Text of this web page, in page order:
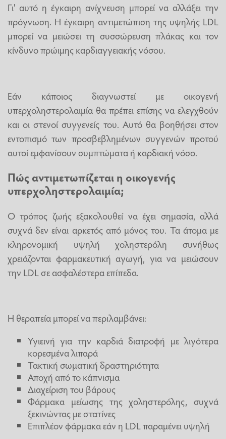
Γι' αυτό η έγκαιρη ανίχνευση μπορεί να αλλάξει την
πρόγνωση. Η έγκαιρη αντιμετώπιση της υψηλής LDL
μπορεί να μειώσει τη συσσώρευση πλάκας και τον
κίνδυνο πρώιμης καρδιαγγειακής νόσου.
Εάν κάποιος διαγνωστεί με οικογενή
υπερχοληστερολαιμία θα πρέπει επίσης να ελεγχθούν
και οι στενοί συγγενείς του. Αυτό θα βοηθήσει στον
εντοπισμό των προσβεβλημένων συγγενών προτού
αυτοί εμφανίσουν συμπτώματα ή καρδιακή νόσο.
Πώς αντιμετωπίζεται η οικογενής
υπερχοληστερολαιμία;
Ο τρόπος ζωής εξακολουθεί να έχει σημασία, αλλά
συχνά δεν είναι αρκετός από μόνος του. Τα άτομα με
κληρονομική υψηλή χοληστερόλη συνήθως
χρειάζονται φαρμακευτική αγωγή, για να μειώσουν
την LDL σε ασφαλέστερα επίπεδα.
Η θεραπεία μπορεί να περιλαμβάνει:
Υγιεινή για την καρδιά διατροφή με λιγότερα
κορεσμένα λιπαρά
Τακτική σωματική δραστηριότητα
Αποχή από το κάπνισμα
Διαχείριση του βάρους
Φάρμακα μείωσης της χοληστερόλης, συχνά
ξεκινώντας με στατίνες
Επιπλέον φάρμακα εάν η LDL παραμένει υψηλή